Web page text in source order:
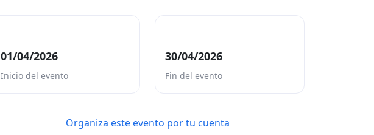
01/04/2026
Inicio del evento
30/04/2026
Fin del evento
Organiza este evento por tu cuenta